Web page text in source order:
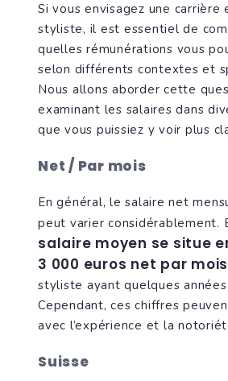
Si vous envisagez une carrière
styliste, il est essentiel de
quelles rémunérations vous
selon différents contextes et
Nous allons aborder cette
examinant les salaires dans
que vous puissiez y voir plus
Net / Par mois
En général, le salaire net
peut varier considérablement.
salaire moyen se situe
3 000 euros net par mois
styliste ayant quelques années
Cependant, ces chiffres
avec l’expérience et la
Suisse